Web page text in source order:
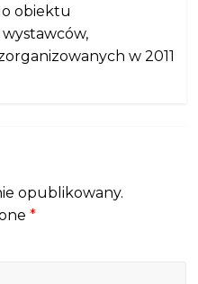
obiektu
w 2011
opublikowany.
*